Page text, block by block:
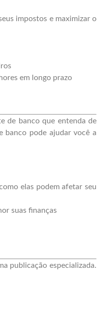
impostos e maximizar o
em longo prazo
de banco que entenda de
banco pode ajudar você a
elas podem afetar seu
suas finanças
publicação especializada.